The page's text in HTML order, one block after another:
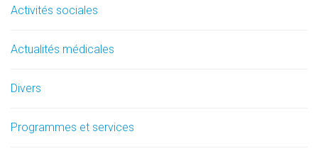
Activités sociales
Actualités médicales
Divers
Programmes et services